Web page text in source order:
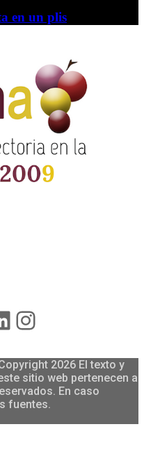
en un plis
Instagram
2026 El texto y
sitio web pertenecen a
En caso
fuentes.